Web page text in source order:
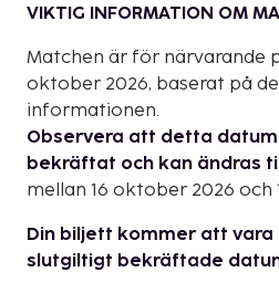
VIKTIG INFORMATION OM
Matchen är för närvarande
oktober 2026, baserat på
informationen.
Observera att detta
bekräftat och kan ändras
mellan 16 oktober 2026 och
Din biljett kommer att
slutgiltigt bekräftade